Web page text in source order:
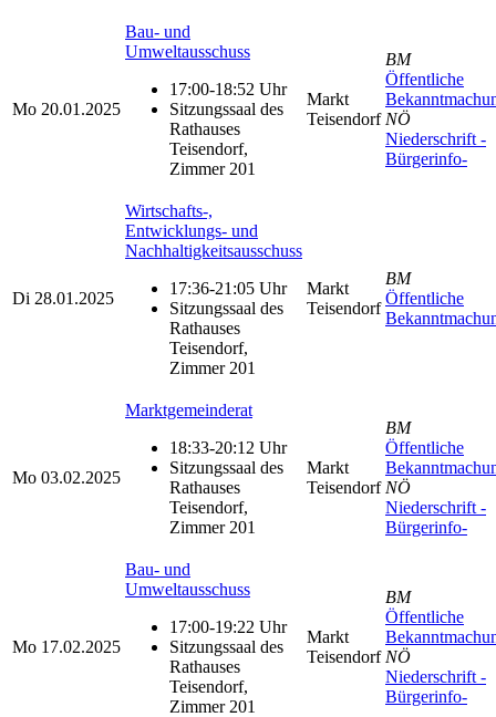
Mo 20.01.2025
Bau- und
Umweltausschuss
17:00-18:52 Uhr
Sitzungssaal des
Rathauses
Teisendorf,
Zimmer 201
Markt
Teisendorf
BM
Öffentliche
NÖ
Niederschrift -
Bürgerinfo-
Di 28.01.2025
Wirtschafts-,
Entwicklungs- und
Nachhaltigkeitsausschuss
17:36-21:05 Uhr
Sitzungssaal des
Rathauses
Teisendorf,
Zimmer 201
Markt
Teisendorf
BM
Öffentliche
Mo 03.02.2025
Marktgemeinderat
18:33-20:12 Uhr
Sitzungssaal des
Rathauses
Teisendorf,
Zimmer 201
Markt
Teisendorf
BM
Öffentliche
NÖ
Niederschrift -
Bürgerinfo-
Mo 17.02.2025
Bau- und
Umweltausschuss
17:00-19:22 Uhr
Sitzungssaal des
Rathauses
Teisendorf,
Zimmer 201
Markt
Teisendorf
BM
Öffentliche
NÖ
Niederschrift -
Bürgerinfo-